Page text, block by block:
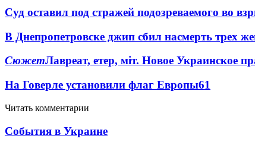
Суд оставил под стражей подозреваемого во
В Днепропетровске джип сбил насмерть трех
СюжетЛавреат, етер, міт. Новое Украинское
На Говерле установили флаг Европы61
Читать комментарии
События в Украине